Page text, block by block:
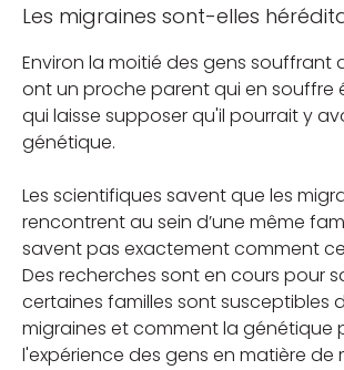
Les migraines sont-elles
Environ la moitié des gens souffrant
ont un proche parent qui en souffre
qui laisse supposer qu'il pourrait y
génétique.
Les scientifiques savent que les
rencontrent au sein d’une même
savent pas exactement comment
Des recherches sont en cours pour
certaines familles sont susceptibles
migraines et comment la génétique
l'expérience des gens en matière de